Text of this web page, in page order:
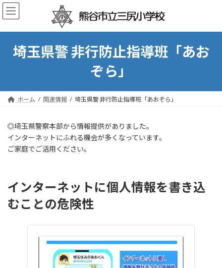
コ
ン
ン
プ
ナ
ビ
ー
動
埼玉県警 非行防止指導班「あお
ぞら」
ホーム 関連情報 埼玉県警 非行防止指導班「あおぞら」
◎埼玉県警察本部から情報提供がありました。
インターネットにふれる機会が多くなっています。
ご家庭でご活用ください。
インターネットに個人情報を書き込
むことの危険性